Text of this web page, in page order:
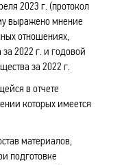
2023 г. (протокол
выражено мнение
отношениях,
2022 г. и годовой
за 2022 г.
в отчете
которых имеется
материалов,
подготовке